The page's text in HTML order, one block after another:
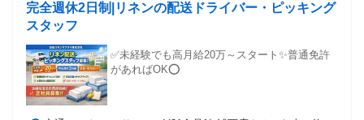
完全週休2日制|リネンの配送ドライバー・ピッキング
スタッフ
✅未経験でも高月給20万～スタート✨普通免許
があればOK⭕